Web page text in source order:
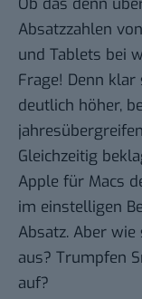
Absatzzahlen
und Tablets bei
Frage! Denn klar
deutlich höher,
Gleichzeitig
Apple für Macs
im einstelligen
Absatz. Aber
aus? Trumpfen
auf?